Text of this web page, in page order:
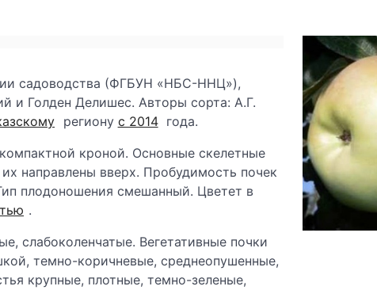
садоводства (ФГБУН «НБС-ННЦ»),
и Голден Делишес. Авторы сорта: А.Г.
региону с 2014 года.
кроной. Основные скелетные
направлены вверх. Пробудимость почек
плодоношения смешанный. Цветет в
.
слабоколенчатые. Вегетативные почки
темно-коричневые, среднеопушенные,
крупные, плотные, темно-зеленые,